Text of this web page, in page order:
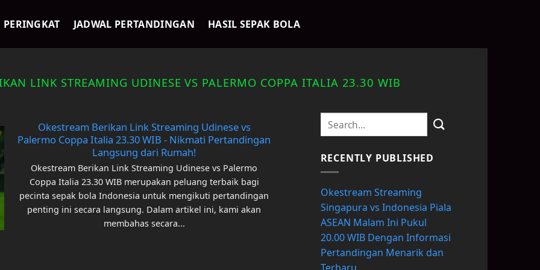
PERINGKAT JADWAL PERTANDINGAN HASIL SEPAK BOLA
LINK STREAMING UDINESE VS PALERMO COPPA ITALIA 23.30 WIB
Okestream Berikan Link Streaming Udinese vs
Palermo Coppa Italia 23.30 WIB - Nikmati Pertandingan
Langsung dari Rumah!
Okestream Berikan Link Streaming Udinese vs Palermo
Coppa Italia 23.30 WIB merupakan peluang terbaik bagi
pecinta sepak bola Indonesia untuk mengikuti pertandingan
penting ini secara langsung. Dalam artikel ini, kami akan
membahas secara...
RECENTLY PUBLISHED
Okestream Streaming
Singapura vs Indonesia Piala
ASEAN Malam Ini Pukul
20.00 WIB Dengan Informasi
Pertandingan Menarik dan